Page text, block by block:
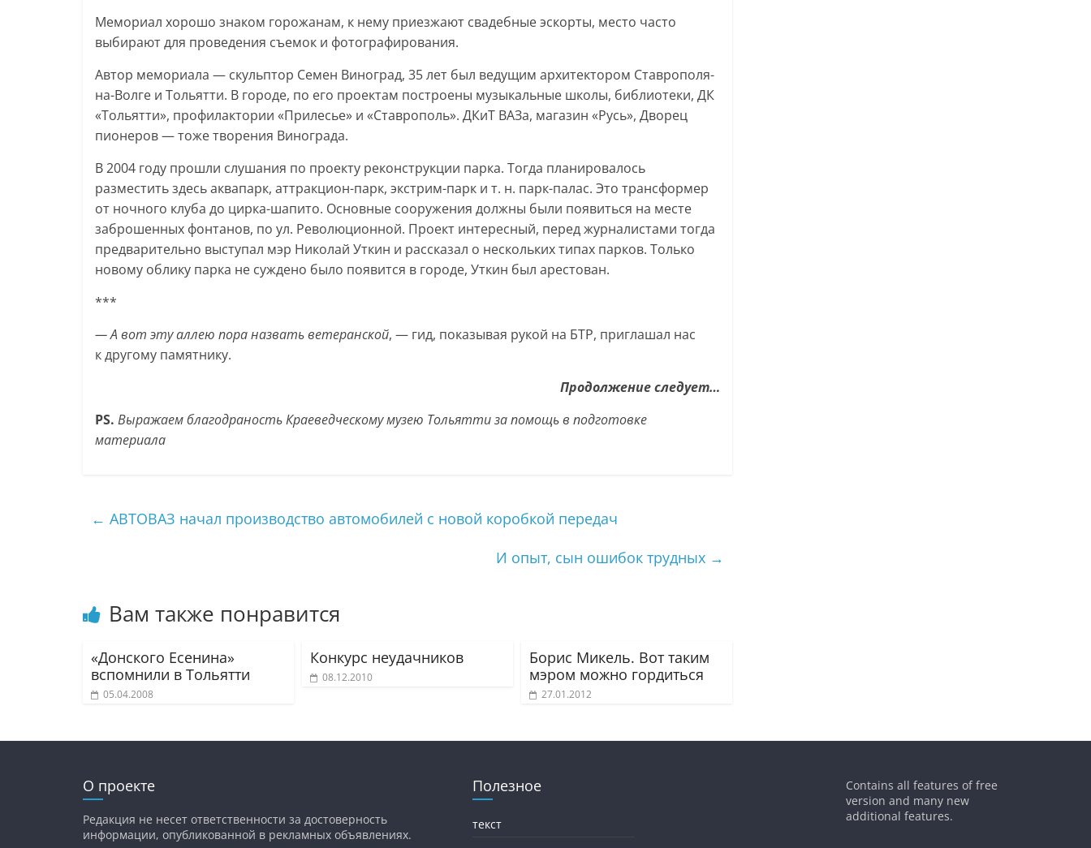
Мемориал хорошо знаком горожанам, к нему приезжают свадебные эскорты, место часто
выбирают для проведения съемок и фотографирования.
Автор мемориала — скульптор Семен Виноград, 35 лет был ведущим архитектором Ставрополя-
на-Волге и Тольятти. В городе, по его проектам построены музыкальные школы, библиотеки, ДК
«Тольятти», профилактории «Прилесье» и «Ставрополь». ДКиТ ВАЗа, магазин «Русь», Дворец
пионеров — тоже творения Винограда.
В 2004 году прошли слушания по проекту реконструкции парка. Тогда планировалось
разместить здесь аквапарк, аттракцион-парк, экстрим-парк и т. н. парк-палас. Это трансформер
от ночного клуба до цирка-шапито. Основные сооружения должны были появиться на месте
заброшенных фонтанов, по ул. Революционной. Проект интересный, перед журналистами тогда
предварительно выступал мэр Николай Уткин и рассказал о нескольких типах парков. Только
новому облику парка не суждено было появится в городе, Уткин был арестован.
***
— А вот эту аллею пора назвать ветеранской, — гид, показывая рукой на БТР, приглашал нас
к другому памятнику.
Продолжение следует…
PS. Выражаем благодраность Краеведческому музею Тольятти за помощь в подготовке
материала
← АВТОВАЗ начал производство автомобилей с новой коробкой передач
И опыт, сын ошибок трудных →
Вам также понравится
«Донского Есенина»
вспомнили в Тольятти
05.04.2008
Конкурс неудачников
08.12.2010
Борис Микель. Вот таким
мэром можно гордиться
27.01.2012
О проекте
Редакция не несет ответственности за достоверность
информации, опубликованной в рекламных объявлениях.
Полезное
текст
Contains all features of free
version and many new
additional features.